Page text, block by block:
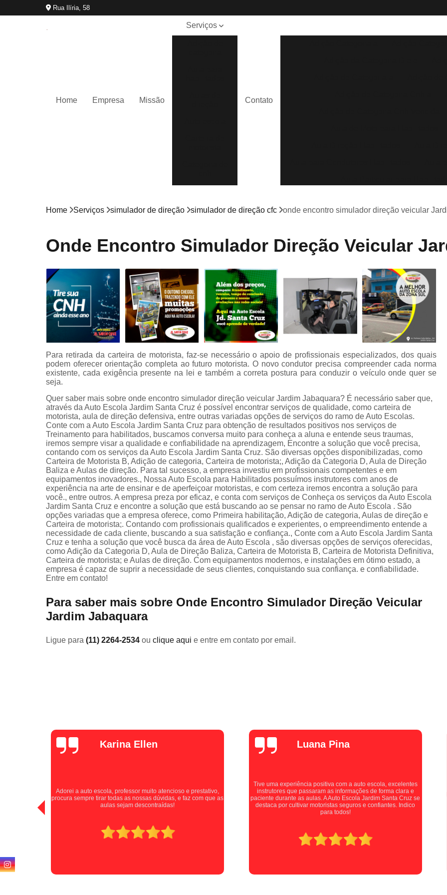
Rua Ilíria, 58
Home Empresa Missão
Serviços
especializados
de transporte
Mudar
Primeira
habilitação
Primeiras
habilitações
cnh
Renovação
Simulador de
direção
Contato
Aula de Direção Auto Escola
Aula de
Aula de Direção Defensiva
Aula de Direção para Iniciantes
Auto Escola para Aprender Dirigir
Auto
Auto Escola para Estrangeiros
Auto Escola para Habilitados
Auto Escola para Reciclagem
Carteira de Motorista B
Carteira de Motorista de
Carteira de Motorista Deficiente
Carteira de Motorista
Carteira de Motorista para Emancipado
Categoria C Cnh
Categoria Cnh B
Cnh Categoria a
Cnh Categoria B
Cnh Categoria e
Aula de
Cnh Curso de Reciclagem
Curso de Reciclagem da Cnh
Curso de Reciclagem Suspensão
Reciclagem Preventiva Cnh
Cfc
Curso Online de Transporte de Produtos
Mudar a Categoria da
Mudar Categoria B para D
Mudar
Mudar Categoria de B para D
Primeira Habilitação B
Primeira
Home Serviços simulador de direção simulador de direção cfc onde encontro simulador direção veicular
Onde Encontro Simulador Direção Veicular
Para retirada da carteira de motorista, faz-se necessário o apoio de profissionais especializados, dos quais
podem oferecer orientação completa ao futuro motorista. O novo condutor precisa compreender cada norma
existente, cada exigência presente na lei e também a correta postura para conduzir o veículo onde quer se
seja.
Quer saber mais sobre onde encontro simulador direção veicular Jardim Jabaquara? É necessário saber que,
através da Auto Escola Jardim Santa Cruz é possível encontrar serviços de qualidade, como carteira de
motorista, aula de direção defensiva, entre outras variadas opções de serviços do ramo de Auto Escolas.
Conte com a Auto Escola Jardim Santa Cruz para obtenção de resultados positivos nos serviços de
Treinamento para habilitados, buscamos conversa muito para conheça a aluna e entende seus traumas,
iremos sempre visar a qualidade e confiabilidade na aprendizagem, Encontre a solução que você precisa,
contando com os serviços da Auto Escola Jardim Santa Cruz. São diversas opções disponibilizadas, como
Carteira de Motorista B, Adição de categoria, Carteira de motorista;, Adição da Categoria D, Aula de Direção
Baliza e Aulas de direção. Para tal sucesso, a empresa investiu em profissionais competentes e em
equipamentos inovadores., Nossa Auto Escola para Habilitados possuímos instrutores com anos de
experiência na arte de ensinar e de aperfeiçoar motoristas, e com certeza iremos encontra a solução para
você., entre outros. A empresa preza por eficaz, e conta com serviços de Conheça os serviços da Auto Escola
Jardim Santa Cruz e encontre a solução que está buscando ao se pensar no ramo de Auto Escola . São
opções variadas que a empresa oferece, como Primeira habilitação, Adição de categoria, Aulas de direção e
Carteira de motorista;. Contando com profissionais qualificados e experientes, o empreendimento entende a
necessidade de cada cliente, buscando a sua satisfação e confiança., Conte com a Auto Escola Jardim Santa
Cruz e tenha a solução que você busca da área de Auto Escola , são diversas opções de serviços oferecidas,
como Adição da Categoria D, Aula de Direção Baliza, Carteira de Motorista B, Carteira de Motorista Definitiva,
Carteira de motorista; e Aulas de direção. Com equipamentos modernos, e instalações em ótimo estado, a
empresa é capaz de suprir a necessidade de seus clientes, conquistando sua confiança. e confiabilidade.
Entre em contato!
Para saber mais sobre Onde Encontro Simulador Direção Veicular
Jardim Jabaquara
Ligue para (11) 2264-2534 ou clique aqui e entre em contato por email.
Luana Pina
instrutores que passaram as informações de forma clara e
paciente durante as aulas. A Auto Escola Jardim Santa Cruz se
destaca por cultivar motoristas seguros e confiantes. Indico
alexZ7000
Auto escola muito boa, fiz minhas aulas práticas com a
Professora Kellen, e ela é uma pessoa maravilhosa, me instruía
com extrema paciência e cobrava quando necessário,
recomendo muito para quem está procurando tirar sua carta!